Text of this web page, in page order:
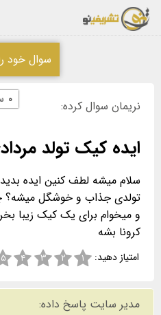
سوال خود
نریمان سوال کرده: ۰
ایده کیک تولد
سلام میشه لطف کنین ایده
تولدی جذاب و خوشگل میشه؟
و میخوام برای یک کیک زیبا
کرونا بشه
امتیاز دهید: ۱ ۲ ۳ ۴ ۵
مدیر سایت پاسخ داده: